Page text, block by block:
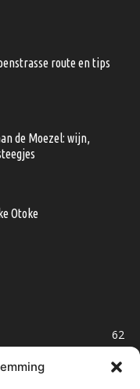
route en tips
de Moezel: wijn,
Otoke
62
47